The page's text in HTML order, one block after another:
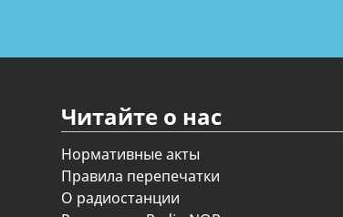
Читайте о нас
Нормативные акты
Правила перепечатки
О радиостанции